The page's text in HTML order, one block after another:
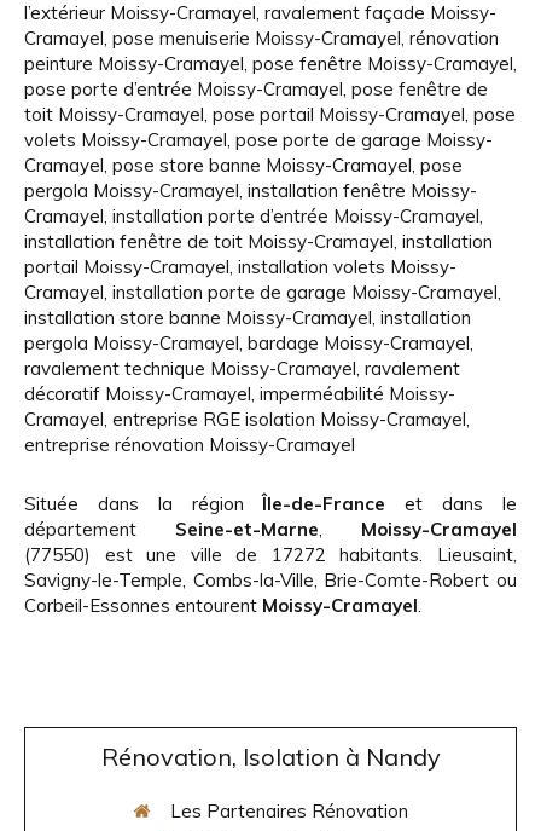
l’extérieur Moissy-Cramayel, ravalement façade Moissy-
Cramayel, pose menuiserie Moissy-Cramayel, rénovation
peinture Moissy-Cramayel, pose fenêtre Moissy-Cramayel,
pose porte d’entrée Moissy-Cramayel, pose fenêtre de
toit Moissy-Cramayel, pose portail Moissy-Cramayel, pose
volets Moissy-Cramayel, pose porte de garage Moissy-
Cramayel, pose store banne Moissy-Cramayel, pose
pergola Moissy-Cramayel, installation fenêtre Moissy-
Cramayel, installation porte d’entrée Moissy-Cramayel,
installation fenêtre de toit Moissy-Cramayel, installation
portail Moissy-Cramayel, installation volets Moissy-
Cramayel, installation porte de garage Moissy-Cramayel,
installation store banne Moissy-Cramayel, installation
pergola Moissy-Cramayel, bardage Moissy-Cramayel,
ravalement technique Moissy-Cramayel, ravalement
décoratif Moissy-Cramayel, imperméabilité Moissy-
Cramayel, entreprise RGE isolation Moissy-Cramayel,
entreprise rénovation Moissy-Cramayel
Située dans la régionÎle-de-France et dans le
département Seine-et-Marne, Moissy-Cramayel
(77550) est une ville de 17272 habitants. Lieusaint,
Savigny-le-Temple, Combs-la-Ville, Brie-Comte-Robert ou
Corbeil-Essonnes entourent Moissy-Cramayel.
Rénovation, Isolation à Nandy
Les Partenaires Rénovation